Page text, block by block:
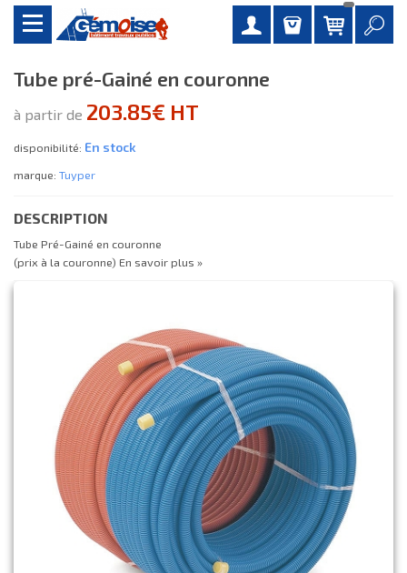
Tube pré-Gainé en couronne
à partir de 203.85€ HT
disponibilité: En stock
marque: Tuyper
DESCRIPTION
Tube Pré-Gainé en couronne
(prix à la couronne) En savoir plus »